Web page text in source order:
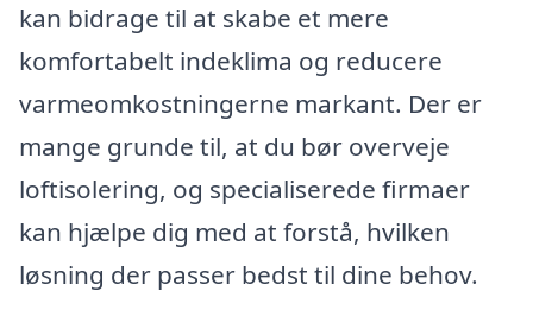
kan bidrage til at skabe et mere
komfortabelt indeklima og reducere
varmeomkostningerne markant. Der er
mange grunde til, at du bør overveje
loftisolering, og specialiserede firmaer
kan hjælpe dig med at forstå, hvilken
løsning der passer bedst til dine behov.